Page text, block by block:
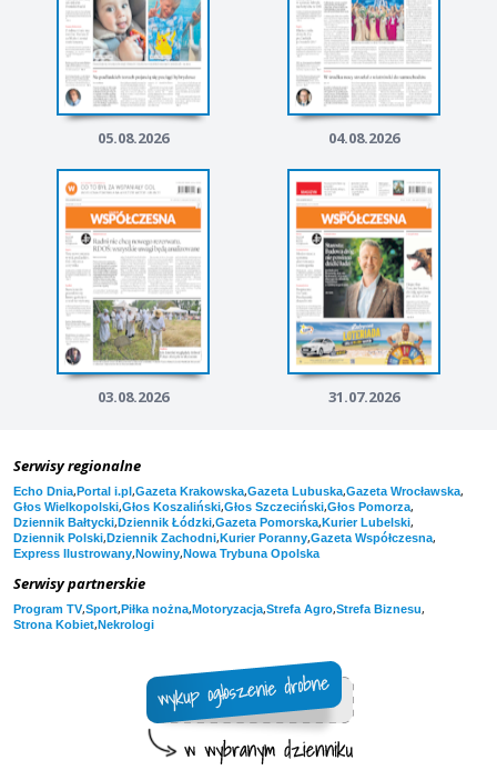
05.08.2026 04.08.2026
03.08.2026 31.07.2026
Serwisy regionalne
Echo Dnia,Portal i.pl,Gazeta Krakowska,Gazeta Lubuska,Gazeta Wrocławska,
Głos Wielkopolski,Głos Koszaliński,Głos Szczeciński,Głos Pomorza,
Dziennik Bałtycki,Dziennik Łódzki,Gazeta Pomorska,Kurier Lubelski,
Dziennik Polski,Dziennik Zachodni,Kurier Poranny,Gazeta Współczesna,
Express Ilustrowany,Nowiny,Nowa Trybuna Opolska
Serwisy partnerskie
Program TV,Sport,Piłka nożna,Motoryzacja,Strefa Agro,Strefa Biznesu,
Strona Kobiet,Nekrologi